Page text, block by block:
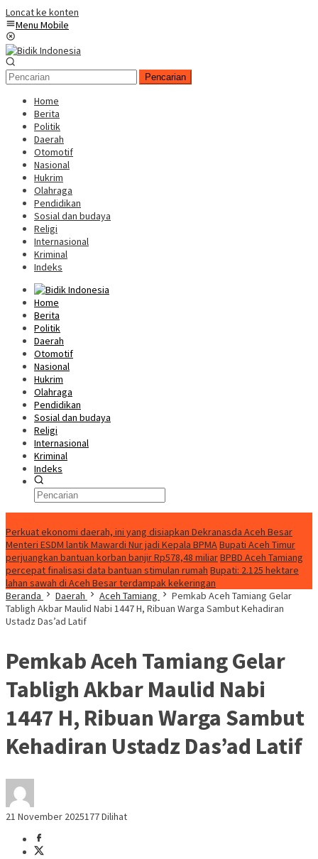
Loncat ke konten
Menu Mobile
Pencarian
Home
Berita
Politik
Daerah
Otomotif
Nasional
Hukrim
Olahraga
Pendidikan
Sosial dan budaya
Religi
Internasional
Kriminal
Indeks
Home
Berita
Politik
Daerah
Otomotif
Nasional
Hukrim
Olahraga
Pendidikan
Sosial dan budaya
Religi
Internasional
Kriminal
Indeks
Perkuat ekonomi daerah, ini yang disiapkan Dekranasda Aceh Besar
Menteri ESDM lantik Mawardi Nur jadi Kepala BPMABupati Aceh Timur
perjuangkan bantuan korban banjir Rp578,48 miliarBPBD Aceh Tamiang
percepat finalisasi data bantuan stimulan rumah Bupati: 2.125 hektare
lahan sawah di Aceh Besar terdampak kekeringan
Beranda
Daerah Aceh Tamiang
Pemkab Aceh Tamiang Gelar
Tabligh Akbar Maulid Nabi 1447 H, Ribuan Warga Sambut Kehadiran
Ustadz Das’ad Latif
Pemkab Aceh Tamiang Gelar
Tabligh Akbar Maulid Nabi
1447 H, Ribuan Warga Sambut
Kehadiran Ustadz Das’ad Latif
21 November 2025177 Dilihat